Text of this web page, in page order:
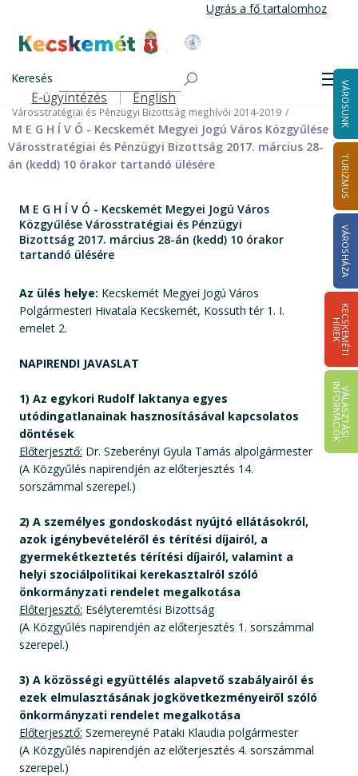
tartalomra
Ugrás a fő tartalomhoz
Kecskemét Város Honlapja
Keresés
Felső navigáció
E-ügyintézés English VÁROSUNK
TURIZMUS
VÁROSHÁZA
K
E
C
S
K
E
M
É
T
I
HÍ
R
E
K
V
Á
L
A
S
Z
T
Á
S
I
IN
F
O
R
M
Á
C
I
Ó
K
Önkormányzat
Bizottságok 2014-2024
Városstratégiai és Pénzügyi Bizottság 2014-2024
Városstratégiai és Pénzügyi Bizottság meghívói 2014-2019
M E G H Í V Ó - Kecskemét Megyei Jogú Város Közgyűlése
Városstratégiai és Pénzügyi Bizottság 2017. március 28-
án (kedd) 10 órakor tartandó ülésére
M E G H Í V Ó - Kecskemét Megyei Jogú Város
Közgyűlése Városstratégiai és Pénzügyi
Bizottság 2017. március 28-án (kedd) 10 órakor
tartandó ülésére
Az ülés helye: Kecskemét Megyei Jogú Város
Polgármesteri Hivatala Kecskemét, Kossuth tér 1. I.
emelet 2.
NAPIRENDI JAVASLAT
1) Az egykori Rudolf laktanya egyes
utódingatlanainak hasznosításával kapcsolatos
döntések
Előterjesztő: Dr. Szeberényi Gyula Tamás alpolgármester
(A Közgyűlés napirendjén az előterjesztés 14.
sorszámmal szerepel.)
2) A személyes gondoskodást nyújtó ellátásokról,
azok igénybevételéről és térítési díjairól, a
gyermekétkeztetés térítési díjairól, valamint a
helyi szociálpolitikai kerekasztalról szóló
önkormányzati rendelet megalkotása
Előterjesztő: Esélyteremtési Bizottság
(A Közgyűlés napirendjén az előterjesztés 1. sorszámmal
szerepel.)
3) A közösségi együttélés alapvető szabályairól és
ezek elmulasztásának jogkövetkezményeiről szóló
önkormányzati rendelet megalkotása
Előterjesztő: Szemereyné Pataki Klaudia polgármester
(A Közgyűlés napirendjén az előterjesztés 4. sorszámmal
szerepel.)